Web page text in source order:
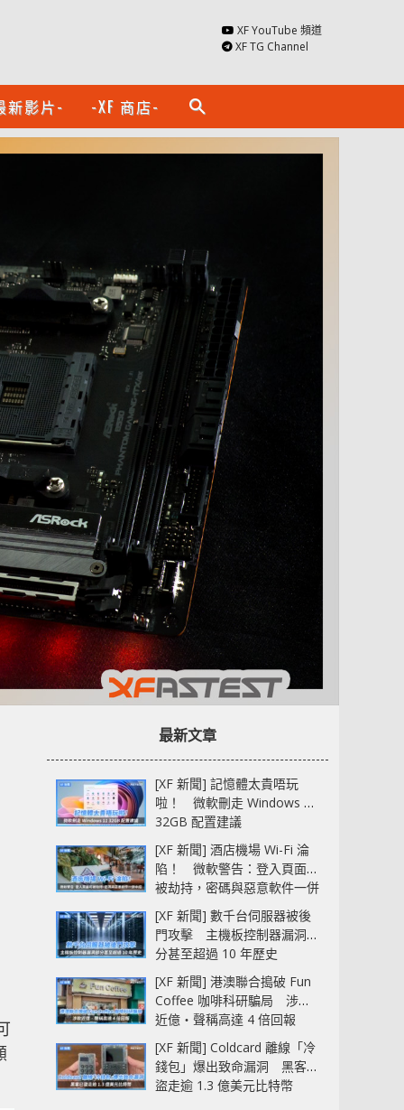
XF YouTube 頻道
XF TG Channel
新影片- -XF 商店- search
最新文章
[XF 新聞] 記憶體太貴唔玩
啦！ 微軟刪走 Windows 11
32GB 配置建議
[XF 新聞] 酒店機場 Wi-Fi 淪
陷！ 微軟警告：登入頁面可
被劫持，密碼與惡意軟件一併
中招
[XF 新聞] 數千台伺服器被後
門攻擊 主機板控制器漏洞部
分甚至超過 10 年歷史
[XF 新聞] 港澳聯合搗破 Fun
Coffee 咖啡科研騙局 涉款
近億‧聲稱高達 4 倍回報
[XF 新聞] Coldcard 離線「冷
錢包」爆出致命漏洞 黑客已
盜走逾 1.3 億美元比特幣